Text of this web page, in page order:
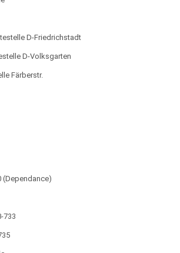
D-Friedrichstadt
D-Volksgarten
Färberstr.
(Dependance)
733